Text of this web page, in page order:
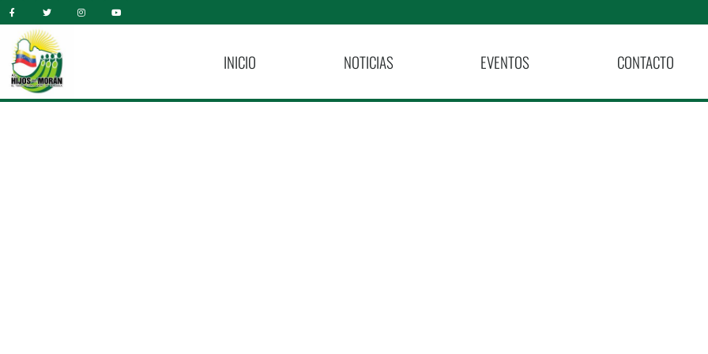
INICIO NOTICIAS EVENTOS CONTACTO